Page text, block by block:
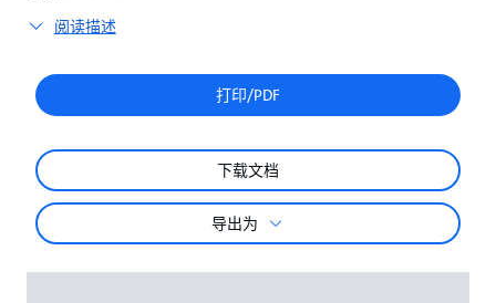
阅读描述
打印/PDF
下载文档
导出为